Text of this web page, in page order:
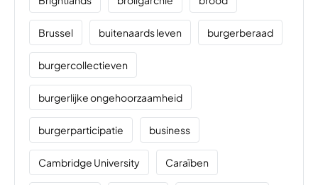
Brussel buitenaards leven burgerberaad
burgercollectieven
burgerlijke ongehoorzaamheid
burgerparticipatie business
Cambridge University Caraïben